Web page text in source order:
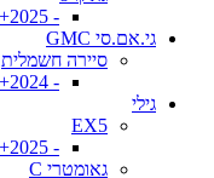
- 2025+
גי.אם.סי GMC
סיירה חשמלית
- 2024+
גילי
EX5
- 2025+
גאומטרי C